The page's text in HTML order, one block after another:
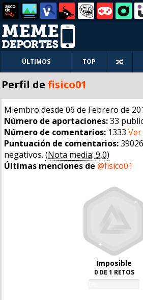
ÚLTIMOS TOP
Perfil de fisico01
Miembro desde 06 de Febrero de
Número de aportaciones:33
Número de comentarios: 1333
Puntuación de comentarios:
negativos. (Nota media: 9,0)
Últimas menciones de @fisico01
Imposible
0 DE 1 RETOS